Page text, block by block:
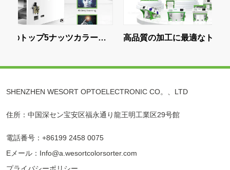
ッツカラーソ
高品質の加工に最適なトウモロコ
効
SHENZHEN WESORT OPTOELECTRONIC CO。、LTD
住所：中国深セン宝安区福永通り龍王明工業区29号館
電話番号：+86199 2458 0075
Eメール：Info@a.wesortcolorsorter.com
プライバシーポリシー